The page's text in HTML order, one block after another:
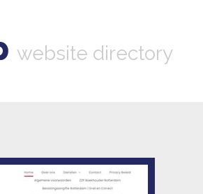
website directory